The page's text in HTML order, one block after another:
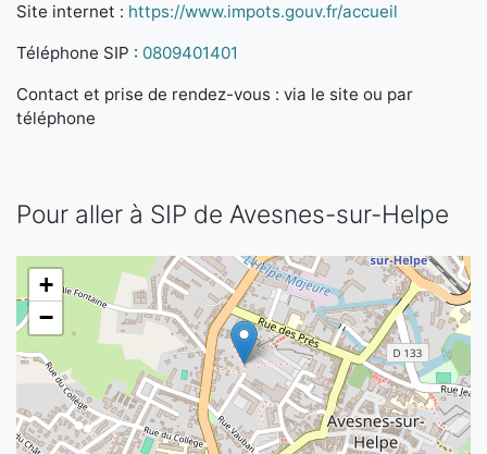
Site internet : https://www.impots.gouv.fr/accueil
Téléphone SIP : 0809401401
Contact et prise de rendez-vous : via le site ou par
téléphone
Pour aller à SIP de Avesnes-sur-Helpe
+
−